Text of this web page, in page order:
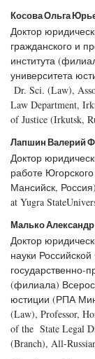
Косова Ольга
Доктор
гражданского и
института
университета
Dr. Sci. (Law),
Law Department,
of Justice (Irkutsk,
Лапшин Валерий
Доктор
работе
Мансийск,
at Yugra
Малько
Доктор
науки
государственно-
(филиала)
юстиции (РПА
(Law), Professor,
of the State Legal
(Branch), All-